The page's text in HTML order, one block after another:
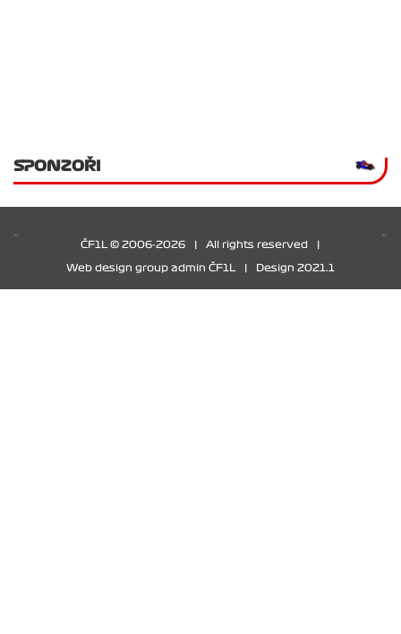
SPONZOŘI
ČF1L © 2006-2026 All rights reserved
Web design group admin ČF1L Design 2021.1